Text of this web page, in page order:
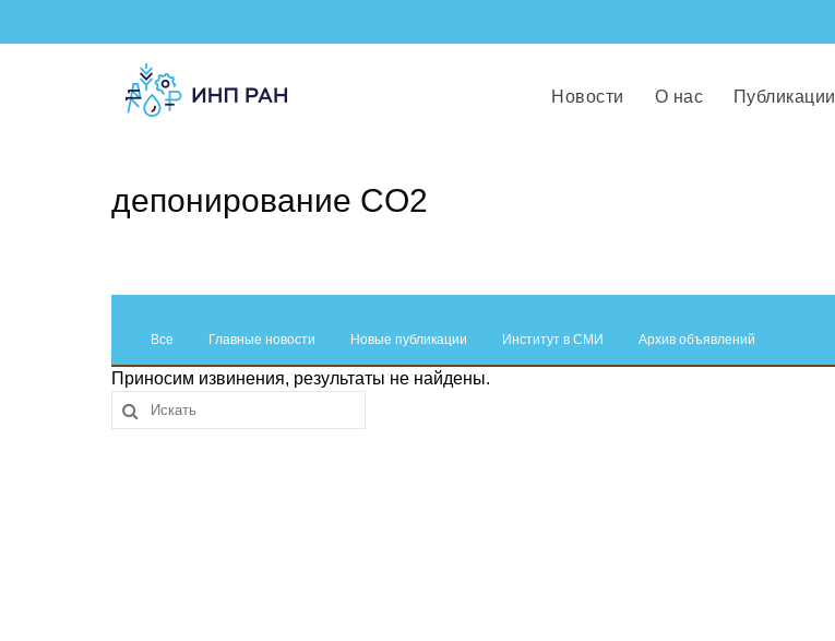
Новости О нас Публикации
депонирование CO2
Все Главные новости Новые публикации Институт в СМИ Архив объявлений
Приносим извинения, результаты не найдены.